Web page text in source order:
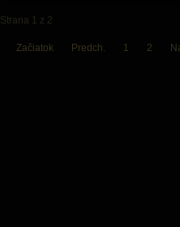
Strana 1 z 2
Začiatok Predch. 1 2